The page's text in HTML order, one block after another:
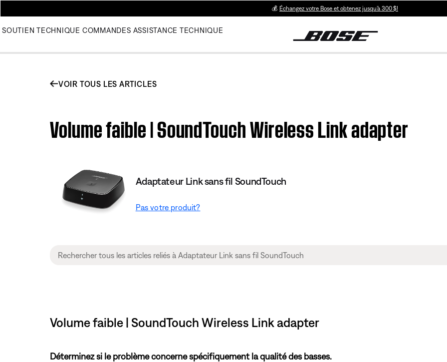
💰 Échangez votre Bose et obtenez jusqu’à 300 $!
SOUTIEN TECHNIQUE COMMANDES ASSISTANCE TECHNIQUE
VOIR TOUS LES ARTICLES
Volume faible | SoundTouch Wireless Link adapter
Adaptateur Link sans fil SoundTouch
Pas votre produit?
Volume faible | SoundTouch Wireless Link adapter
Déterminez si le problème concerne spécifiquement la qualité des basses.